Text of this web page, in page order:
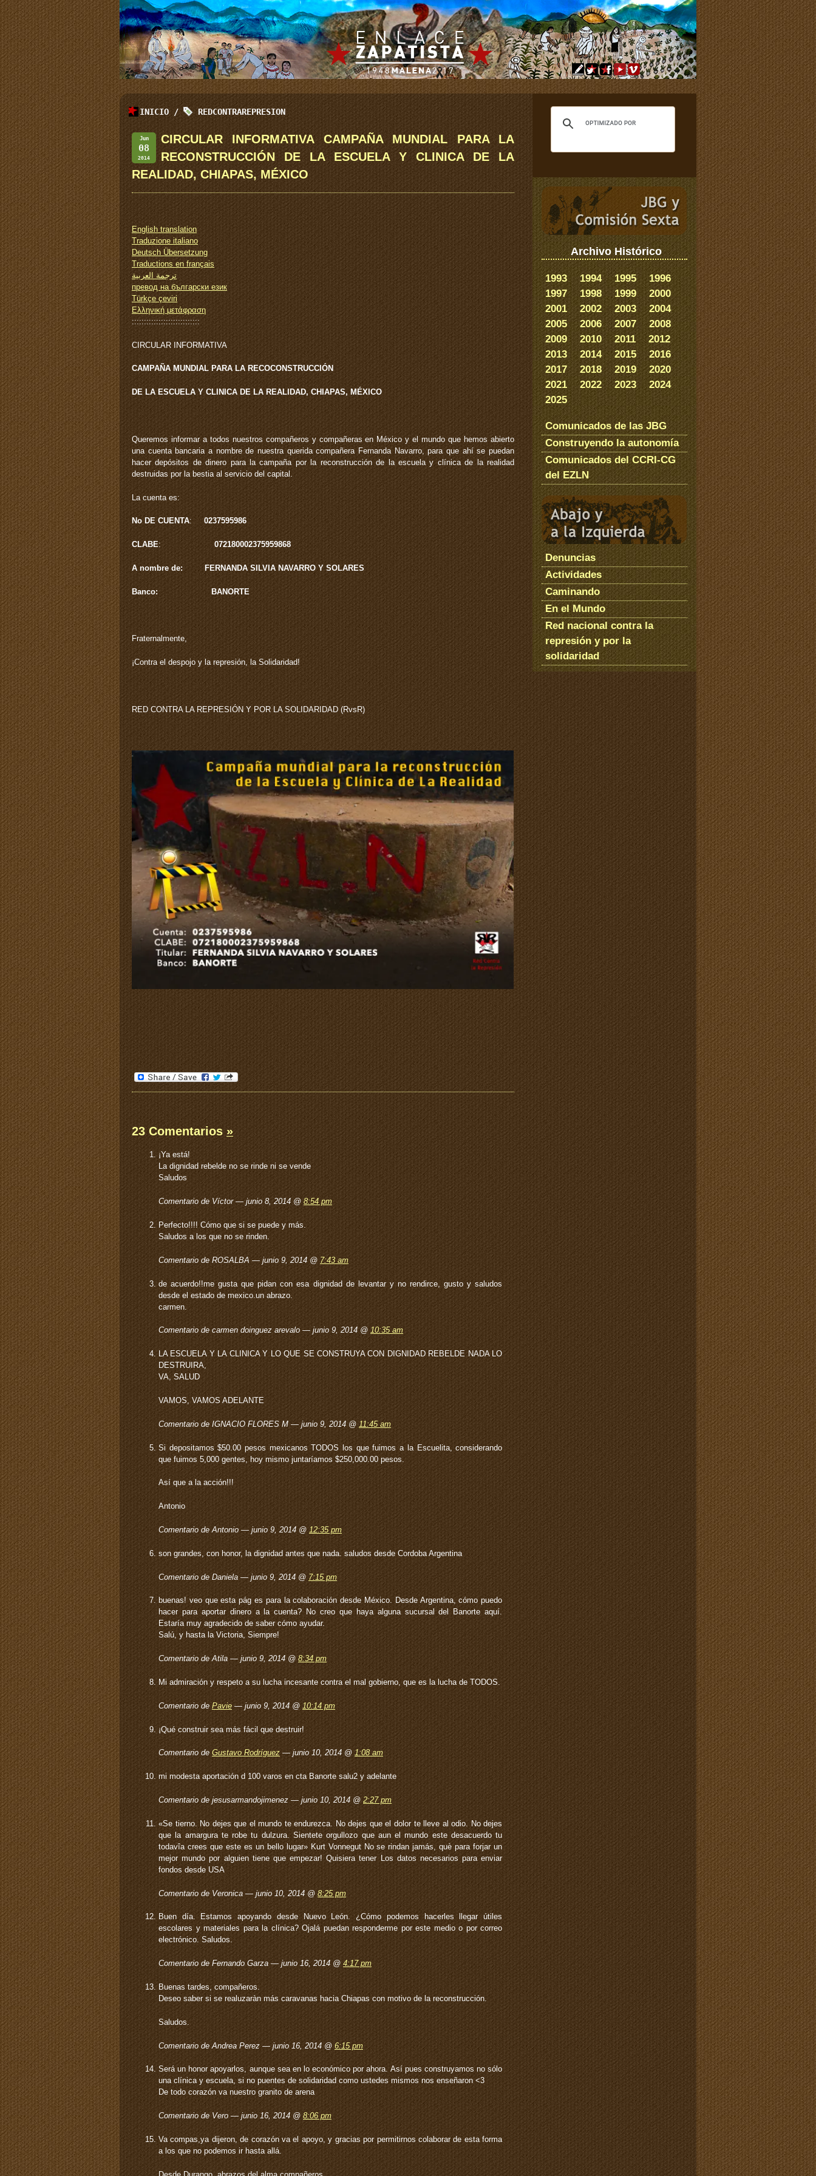
INICIO / REDCONTRAREPRESION
Jun
08
2014
CIRCULAR INFORMATIVA CAMPAÑA MUNDIAL PARA LA
RECONSTRUCCIÓN DE LA ESCUELA Y CLINICA DE LA
REALIDAD, CHIAPAS, MÉXICO
English translation
Traduzione italiano
Deutsch Übersetzung
Traductions en français
ترجمة العربية
превод на български език
Türkçe çeviri
Ελληνική μετάφραση
::::::::::::::::::::::::::::
CIRCULAR INFORMATIVA
CAMPAÑA MUNDIAL PARA LA RECOCONSTRUCCIÓN
DE LA ESCUELA Y CLINICA DE LA REALIDAD, CHIAPAS, MÉXICO
Queremos informar a todos nuestros compañeros y compañeras en México y el mundo que hemos abierto
una cuenta bancaria a nombre de nuestra querida compañera Fernanda Navarro, para que ahí se puedan
hacer depósitos de dinero para la campaña por la reconstrucción de la escuela y clínica de la realidad
destruidas por la bestia al servicio del capital.
La cuenta es:
No DE CUENTA: 0237595986
CLABE: 072180002375959868
A nombre de: FERNANDA SILVIA NAVARRO Y SOLARES
Banco: BANORTE
Fraternalmente,
¡Contra el despojo y la represión, la Solidaridad!
RED CONTRA LA REPRESIÓN Y POR LA SOLIDARIDAD (RvsR)
23 Comentarios »
¡Ya está!
La dignidad rebelde no se rinde ni se vende
Saludos
Comentario de Víctor — junio 8, 2014 @ 8:54 pm
Perfecto!!!! Cómo que si se puede y más.
Saludos a los que no se rinden.
Comentario de ROSALBA — junio 9, 2014 @ 7:43 am
de acuerdo!!me gusta que pidan con esa dignidad de levantar y no rendirce, gusto y saludos
desde el estado de mexico.un abrazo.
carmen.
Comentario de carmen doinguez arevalo — junio 9, 2014 @ 10:35 am
LA ESCUELA Y LA CLINICA Y LO QUE SE CONSTRUYA CON DIGNIDAD REBELDE NADA LO
DESTRUIRA,
VA, SALUD
VAMOS, VAMOS ADELANTE
Comentario de IGNACIO FLORES M — junio 9, 2014 @ 11:45 am
Si depositamos $50.00 pesos mexicanos TODOS los que fuimos a la Escuelita, considerando
que fuimos 5,000 gentes, hoy mismo juntaríamos $250,000.00 pesos.
Así que a la acción!!!
Antonio
Comentario de Antonio — junio 9, 2014 @ 12:35 pm
son grandes, con honor, la dignidad antes que nada. saludos desde Cordoba Argentina
Comentario de Daniela — junio 9, 2014 @ 7:15 pm
buenas! veo que esta pág es para la colaboración desde México. Desde Argentina, cómo puedo
hacer para aportar dinero a la cuenta? No creo que haya alguna sucursal del Banorte aquí.
Estaría muy agradecido de saber cómo ayudar.
Salú, y hasta la Victoria, Siempre!
Comentario de Atila — junio 9, 2014 @ 8:34 pm
Mi admiración y respeto a su lucha incesante contra el mal gobierno, que es la lucha de TODOS.
Comentario de Pavie — junio 9, 2014 @ 10:14 pm
¡Qué construir sea más fácil que destruir!
Comentario de Gustavo Rodríguez — junio 10, 2014 @1:08 am
mi modesta aportación d 100 varos en cta Banorte salu2 y adelante
Comentario de jesusarmandojimenez — junio 10, 2014 @ 2:27 pm
«Se tierno. No dejes que el mundo te endurezca. No dejes que el dolor te lleve al odio. No dejes
que la amargura te robe tu dulzura. Sientete orgullozo que aun el mundo este desacuerdo tu
todavîa crees que este es un bello lugar» Kurt Vonnegut No se rindan jamás, què para forjar un
mejor mundo por alguien tiene que empezar! Quisiera tener Los datos necesarios para enviar
fondos desde USA
Comentario de Veronica — junio 10, 2014 @8:25 pm
Buen día. Estamos apoyando desde Nuevo León. ¿Cómo podemos hacerles llegar útiles
escolares y materiales para la clínica? Ojalá puedan responderme por este medio o por correo
electrónico. Saludos.
Comentario de Fernando Garza — junio 16, 2014 @ 4:17 pm
Buenas tardes, compañeros.
Deseo saber si se realuzaràn más caravanas hacia Chiapas con motivo de la reconstrucción.
Saludos.
Comentario de Andrea Perez — junio 16, 2014 @6:15 pm
Será un honor apoyarlos, aunque sea en lo económico por ahora. Así pues construyamos no sólo
una clínica y escuela, si no puentes de solidaridad como ustedes mismos nos enseñaron <3
De todo corazón va nuestro granito de arena
Comentario de Vero — junio 16, 2014 @ 8:06 pm
Va compas,ya dijeron, de corazón va el apoyo, y gracias por permitirnos colaborar de esta forma
a los que no podemos ir hasta allá.
Archivo Histórico
1993 1994 1995
1996
1997
1998 1999
2000
2001
2002 2003
2004
2005
2006 2007
2008
2009
2010 2011
2012
2013
2014 2015
2016
2017
2018 2019
2020
2021
2022 2023
2024
2025
Comunicados de las JBG
Construyendo la autonomía
Comunicados del CCRI-CG
del EZLN
Denuncias
Actividades
Caminando
En el Mundo
Red nacional contra la
represión y por la
solidaridad